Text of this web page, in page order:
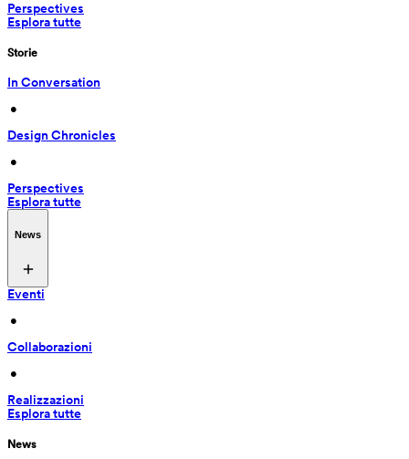
Perspectives
Esplora tutte
Storie
In Conversation
•
Design Chronicles
•
Perspectives
Esplora tutte
News
Eventi
•
Collaborazioni
•
Realizzazioni
Esplora tutte
News